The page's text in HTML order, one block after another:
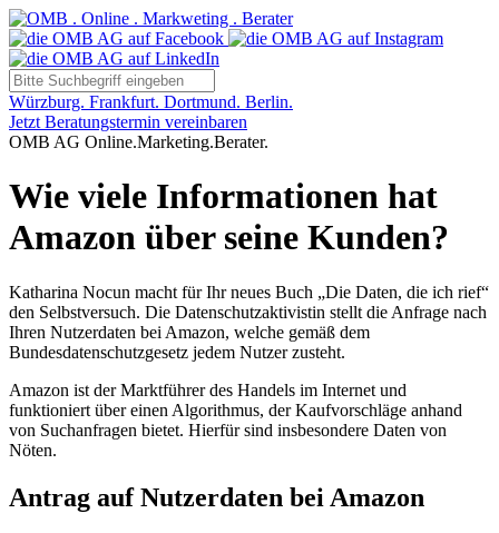
Würzburg. Frankfurt. Dortmund. Berlin.
Jetzt Beratungstermin vereinbaren
OMB AG Online.Marketing.Berater.
Wie viele Informationen hat
Amazon über seine Kunden?
Katharina Nocun macht für Ihr neues Buch „Die Daten, die ich rief“
den Selbstversuch. Die Datenschutzaktivistin stellt die Anfrage nach
Ihren Nutzerdaten bei Amazon, welche gemäß dem
Bundesdatenschutzgesetz jedem Nutzer zusteht.
Amazon ist der Marktführer des Handels im Internet und
funktioniert über einen Algorithmus, der Kaufvorschläge anhand
von Suchanfragen bietet. Hierfür sind insbesondere Daten von
Nöten.
Antrag auf Nutzerdaten bei Amazon